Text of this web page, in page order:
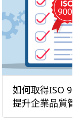
如何取得ISO
提升企業品質管